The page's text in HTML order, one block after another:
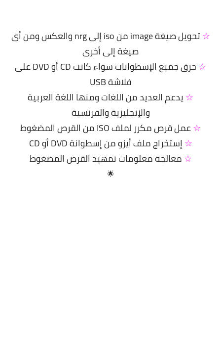
☆
تحويل صيغة image من iso إلى nrg والعكس ومن أى
صيغة إلى أخرى
☆
حرق جميع الإسطوانات سواء كانت CD أو DVD على
فلاشة USB
☆يدعم العديد من اللغات ومنها اللغة العربية
والإنجليزية والفرنسية
☆عمل قرص مكرر لملف ISO من القرص المضغوط
☆إستخراج ملف أيزو من إسطوانة DVD أو CD
☆معالجة معلومات تمهيد القرص المضغوط
🌟